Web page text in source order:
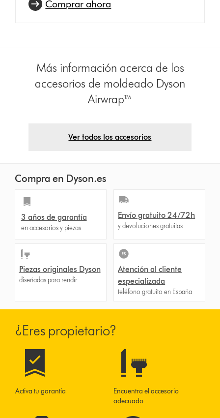
Comprar ahora
Más información acerca de los
accesorios de moldeado Dyson
Airwrap™
Ver todos los accesorios
Compra en Dyson.es
3 años de garantía
en accesorios y piezas
Envío gratuito 24/72h
y devoluciones gratuitas
Piezas originales Dyson
diseñadas para rendir
Atención al cliente
especializada
teléfono gratuito en España
¿Eres propietario?
Activa tu garantía
Encuentra el accesorio
adecuado